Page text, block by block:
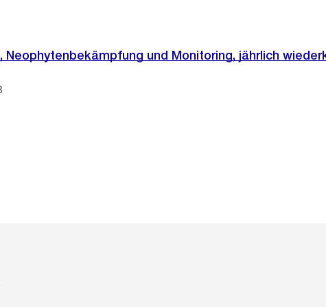
Neophytenbekämpfung und Monitoring, jährlich